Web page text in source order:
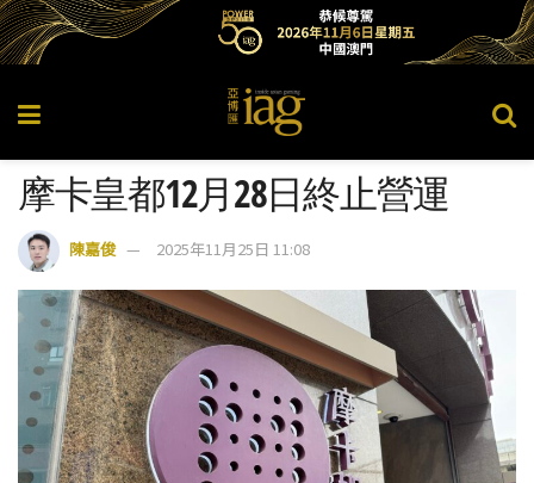
摩卡皇都12月28日終止營運
陳嘉俊 2025年11月25日 11:08